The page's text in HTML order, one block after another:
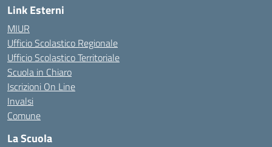
Link Esterni
MIUR
Ufficio Scolastico Regionale
Ufficio Scolastico Territoriale
Scuola in Chiaro
Iscrizioni On Line
Invalsi
Comune
La Scuola